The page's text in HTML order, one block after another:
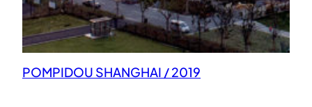
POMPIDOU SHANGHAI / 2019